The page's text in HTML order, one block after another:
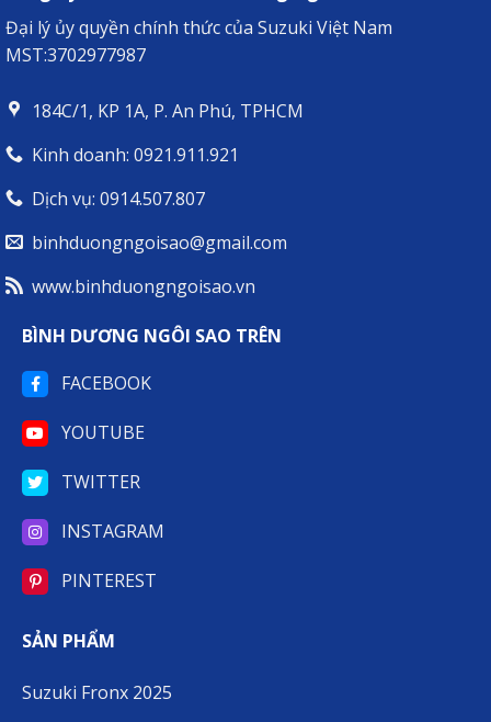
HÀNH
LÝ
HÀNH
Đại lý ủy quyền chính thức của Suzuki Việt Nam
MST:3702977987
184C/1, KP 1A, P. An Phú, TPHCM
Kinh doanh: 0921.911.921
Dịch vụ: 0914.507.807
binhduongngoisao@gmail.com
www.binhduongngoisao.vn
BÌNH DƯƠNG NGÔI SAO TRÊN
FACEBOOK
YOUTUBE
TWITTER
INSTAGRAM
PINTEREST
SẢN PHẨM
Suzuki Fronx 2025